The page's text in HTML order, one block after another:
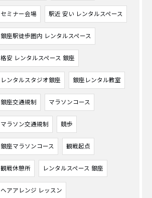
セミナー会場 駅近 安い レンタルスペース
銀座駅徒歩圏内 レンタルスペース
格安 レンタルスペース 銀座
レンタルスタジオ銀座 銀座レンタル教室
銀座交通規制 マラソンコース
マラソン交通規制 競歩
銀座マラソンコース 観戦起点
観戦休憩所 レンタルスペース 銀座
ヘアアレンジ レッスン